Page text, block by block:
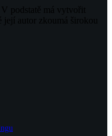
podstatě má vytvořit
autor zkoumá širokou